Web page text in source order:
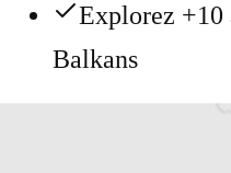
Explorez +10
Balkans